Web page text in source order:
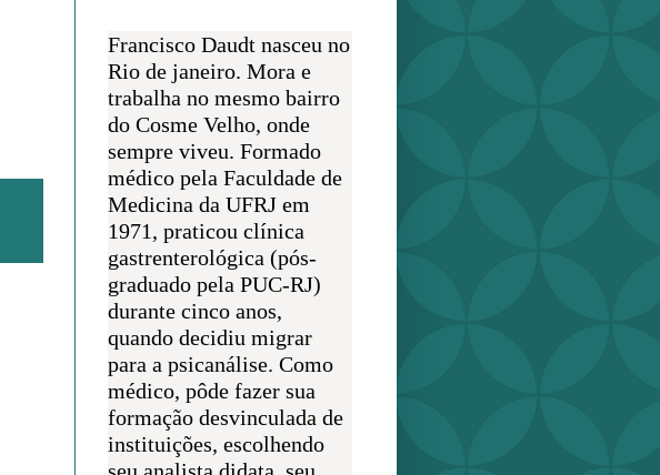
Francisco Daudt nasceu no
Rio de janeiro. Mora e
trabalha no mesmo bairro
do Cosme Velho, onde
sempre viveu. Formado
médico pela Faculdade de
Medicina da UFRJ em
1971, praticou clínica
gastrenterológica (pós-
graduado pela PUC-RJ)
durante cinco anos,
quando decidiu migrar
para a psicanálise. Como
médico, pôde fazer sua
formação desvinculada de
instituições, escolhendo